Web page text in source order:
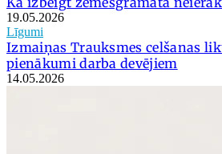
19.05.2026
Līgumi
Izmaiņas Trauksmes celšanas
pienākumi darba devējiem
14.05.2026